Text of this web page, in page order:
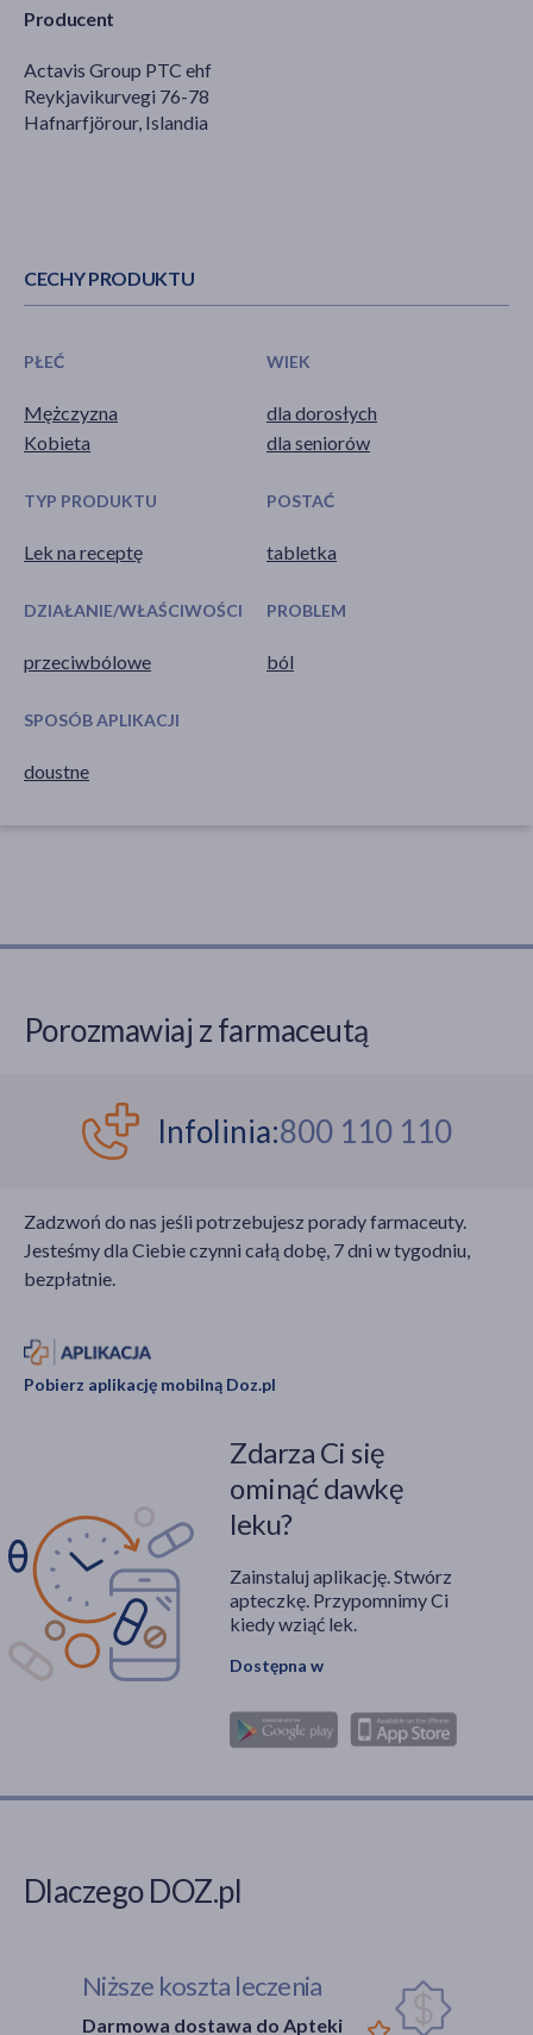
Producent
Actavis Group PTC ehf
Reykjavikurvegi 76-78
Hafnarfjörour, Islandia
CECHY PRODUKTU
PŁEĆ
Mężczyzna
Kobieta
WIEK
dla dorosłych
dla seniorów
TYP PRODUKTU
Lek na receptę
POSTAĆ
tabletka
DZIAŁANIE/WŁAŚCIWOŚCI
przeciwbólowe
PROBLEM
ból
SPOSÓB APLIKACJI
doustne
Porozmawiaj z farmaceutą
Infolinia:800 110 110
Zadzwoń do nas jeśli potrzebujesz porady farmaceuty.
Jesteśmy dla Ciebie czynni całą dobę, 7 dni w tygodniu,
bezpłatnie.
Pobierz aplikację mobilną Doz.pl
Zdarza Ci się
ominąć dawkę
leku?
Zainstaluj aplikację. Stwórz
apteczkę. Przypomnimy Ci
kiedy wziąć lek.
Dostępna w
Dlaczego DOZ.pl
Niższe koszta leczenia
Darmowa dostawa do Apteki